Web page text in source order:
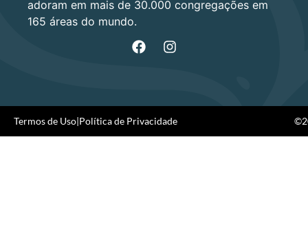
adoram em mais de 30.000 congregações em
165 áreas do mundo.
Termos de Uso|Política de Privacidade